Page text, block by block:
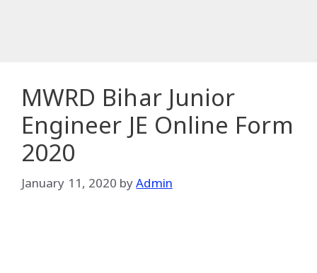
MWRD Bihar Junior
Engineer JE Online Form
2020
January 11, 2020 byAdmin